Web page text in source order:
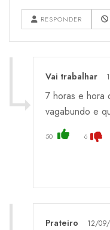
RESPONDER
Vai trabalhar
7 horas e hora
vagabundo e
50 6
Prateiro 12/